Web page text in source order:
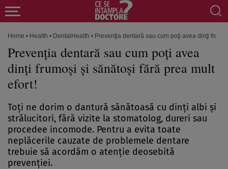
Home • Health • DentalHealth • Prevenţia dentară sau cum poţi avea dinţi
Prevenţia dentară sau cum poţi avea
dinţi frumoşi şi sănătoşi fără prea mult
efort!
Toţi ne dorim o dantură sănătoasă cu dinţi albi şi
strălucitori, fără vizite la stomatolog, dureri sau
procedee incomode. Pentru a evita toate
neplăcerile cauzate de problemele dentare
trebuie să acordăm o atenţie deosebită
prevenţiei.